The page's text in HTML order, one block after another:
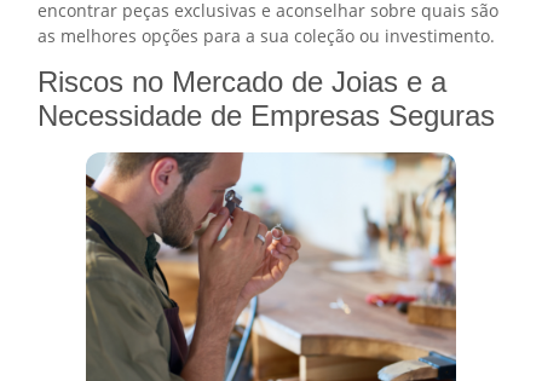
encontrar peças exclusivas e aconselhar sobre quais são
as melhores opções para a sua coleção ou investimento.
Riscos no Mercado de Joias e a
Necessidade de Empresas Seguras